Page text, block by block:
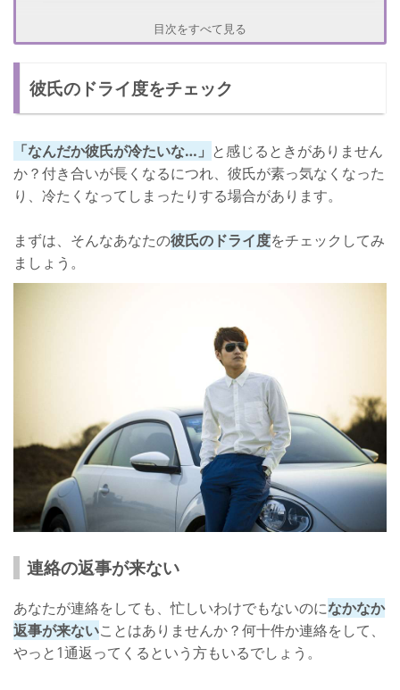
構いすぎない
友達と多く過ごす
さいごに
目次をすべて見る
彼氏のドライ度をチェック
「なんだか彼氏が冷たいな…」 と感じるときがありません
か？付き合いが長くなるにつれ、彼氏が素っ気なくなった
り、冷たくなってしまったりする場合があります。
まずは、そんなあなたの彼氏のドライ度をチェックしてみ
ましょう。
連絡の返事が来ない
あなたが連絡をしても、忙しいわけでもないのになかなか
返事が来ないことはありませんか？何十件か連絡をして、
やっと1通返ってくるという方もいるでしょう。